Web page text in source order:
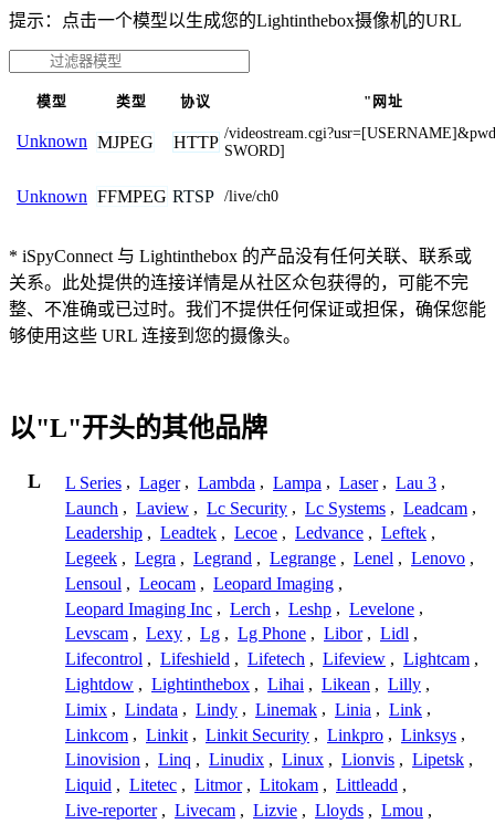
提示：点击一个模型以生成您的Lightinthebox摄像机的URL
模型 类型 协议 "网址
Unknown MJPEG HTTP /
SWORD]
Unknown FFMPEG RTSP /live/ch0
* iSpyConnect 与 Lightinthebox 的产品没有任何关联、联系或
关系。此处提供的连接详情是从社区众包获得的，可能不完
整、不准确或已过时。我们不提供任何保证或担保，确保您能
够使用这些 URL 连接到您的摄像头。
以"L"开头的其他品牌
L L Series , Lager , Lambda , Lampa , Laser , Lau 3 ,
Launch , Laview , Lc Security , Lc Systems , Leadcam ,
Leadership , Leadtek , Lecoe , Ledvance , Leftek ,
Legeek , Legra , Legrand , Legrange , Lenel , Lenovo ,
Lensoul , Leocam , Leopard Imaging ,
Leopard Imaging Inc , Lerch , Leshp , Levelone ,
Levscam , Lexy , Lg , Lg Phone , Libor , Lidl ,
Lifecontrol , Lifeshield , Lifetech , Lifeview , Lightcam ,
Lightdow , Lightinthebox , Lihai , Likean , Lilly ,
Limix , Lindata , Lindy , Linemak , Linia , Link ,
Linkcom , Linkit , Linkit Security , Linkpro , Linksys ,
Linovision , Linq , Linudix , Linux , Lionvis , Lipetsk ,
Liquid , Litetec , Litmor , Litokam , Littleadd ,
Live-reporter , Livecam , Lizvie , Lloyds , Lmou ,